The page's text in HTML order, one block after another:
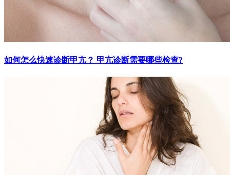
如何怎么快速诊断甲亢？ 甲亢诊断需要哪些检查?